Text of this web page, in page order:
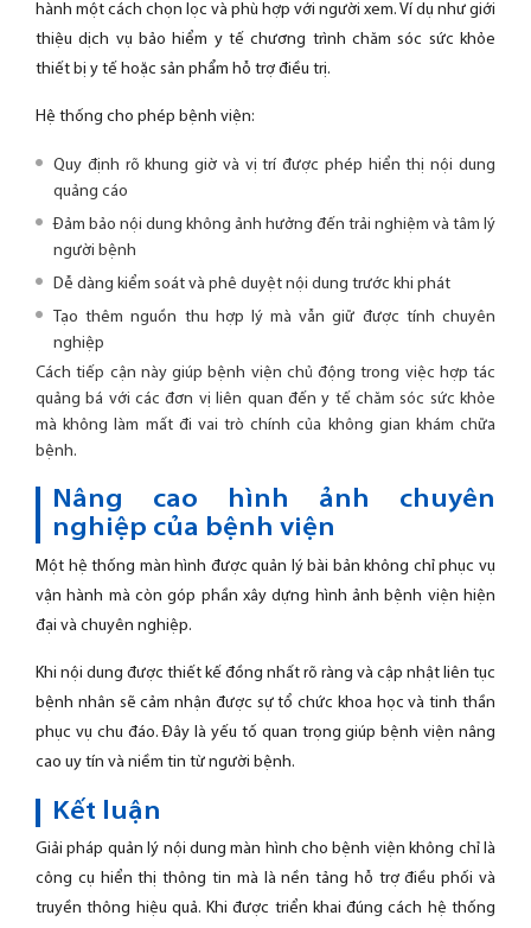
hành một cách chọn lọc và phù hợp với người xem. Ví dụ như giới
thiệu dịch vụ bảo hiểm y tế chương trình chăm sóc sức khỏe
thiết bị y tế hoặc sản phẩm hỗ trợ điều trị.
Hệ thống cho phép bệnh viện:
Quy định rõ khung giờ và vị trí được phép hiển thị nội dung
quảng cáo
Đảm bảo nội dung không ảnh hưởng đến trải nghiệm và tâm lý
người bệnh
Dễ dàng kiểm soát và phê duyệt nội dung trước khi phát
Tạo thêm nguồn thu hợp lý mà vẫn giữ được tính chuyên
nghiệp
Cách tiếp cận này giúp bệnh viện chủ động trong việc hợp tác
quảng bá với các đơn vị liên quan đến y tế chăm sóc sức khỏe
mà không làm mất đi vai trò chính của không gian khám chữa
bệnh.
Nâng cao hình ảnh chuyên
nghiệp của bệnh viện
Một hệ thống màn hình được quản lý bài bản không chỉ phục vụ
vận hành mà còn góp phần xây dựng hình ảnh bệnh viện hiện
đại và chuyên nghiệp.
Khi nội dung được thiết kế đồng nhất rõ ràng và cập nhật liên tục
bệnh nhân sẽ cảm nhận được sự tổ chức khoa học và tinh thần
phục vụ chu đáo. Đây là yếu tố quan trọng giúp bệnh viện nâng
cao uy tín và niềm tin từ người bệnh.
Kết luận
Giải pháp quản lý nội dung màn hình cho bệnh viện không chỉ là
công cụ hiển thị thông tin mà là nền tảng hỗ trợ điều phối và
truyền thông hiệu quả. Khi được triển khai đúng cách hệ thống